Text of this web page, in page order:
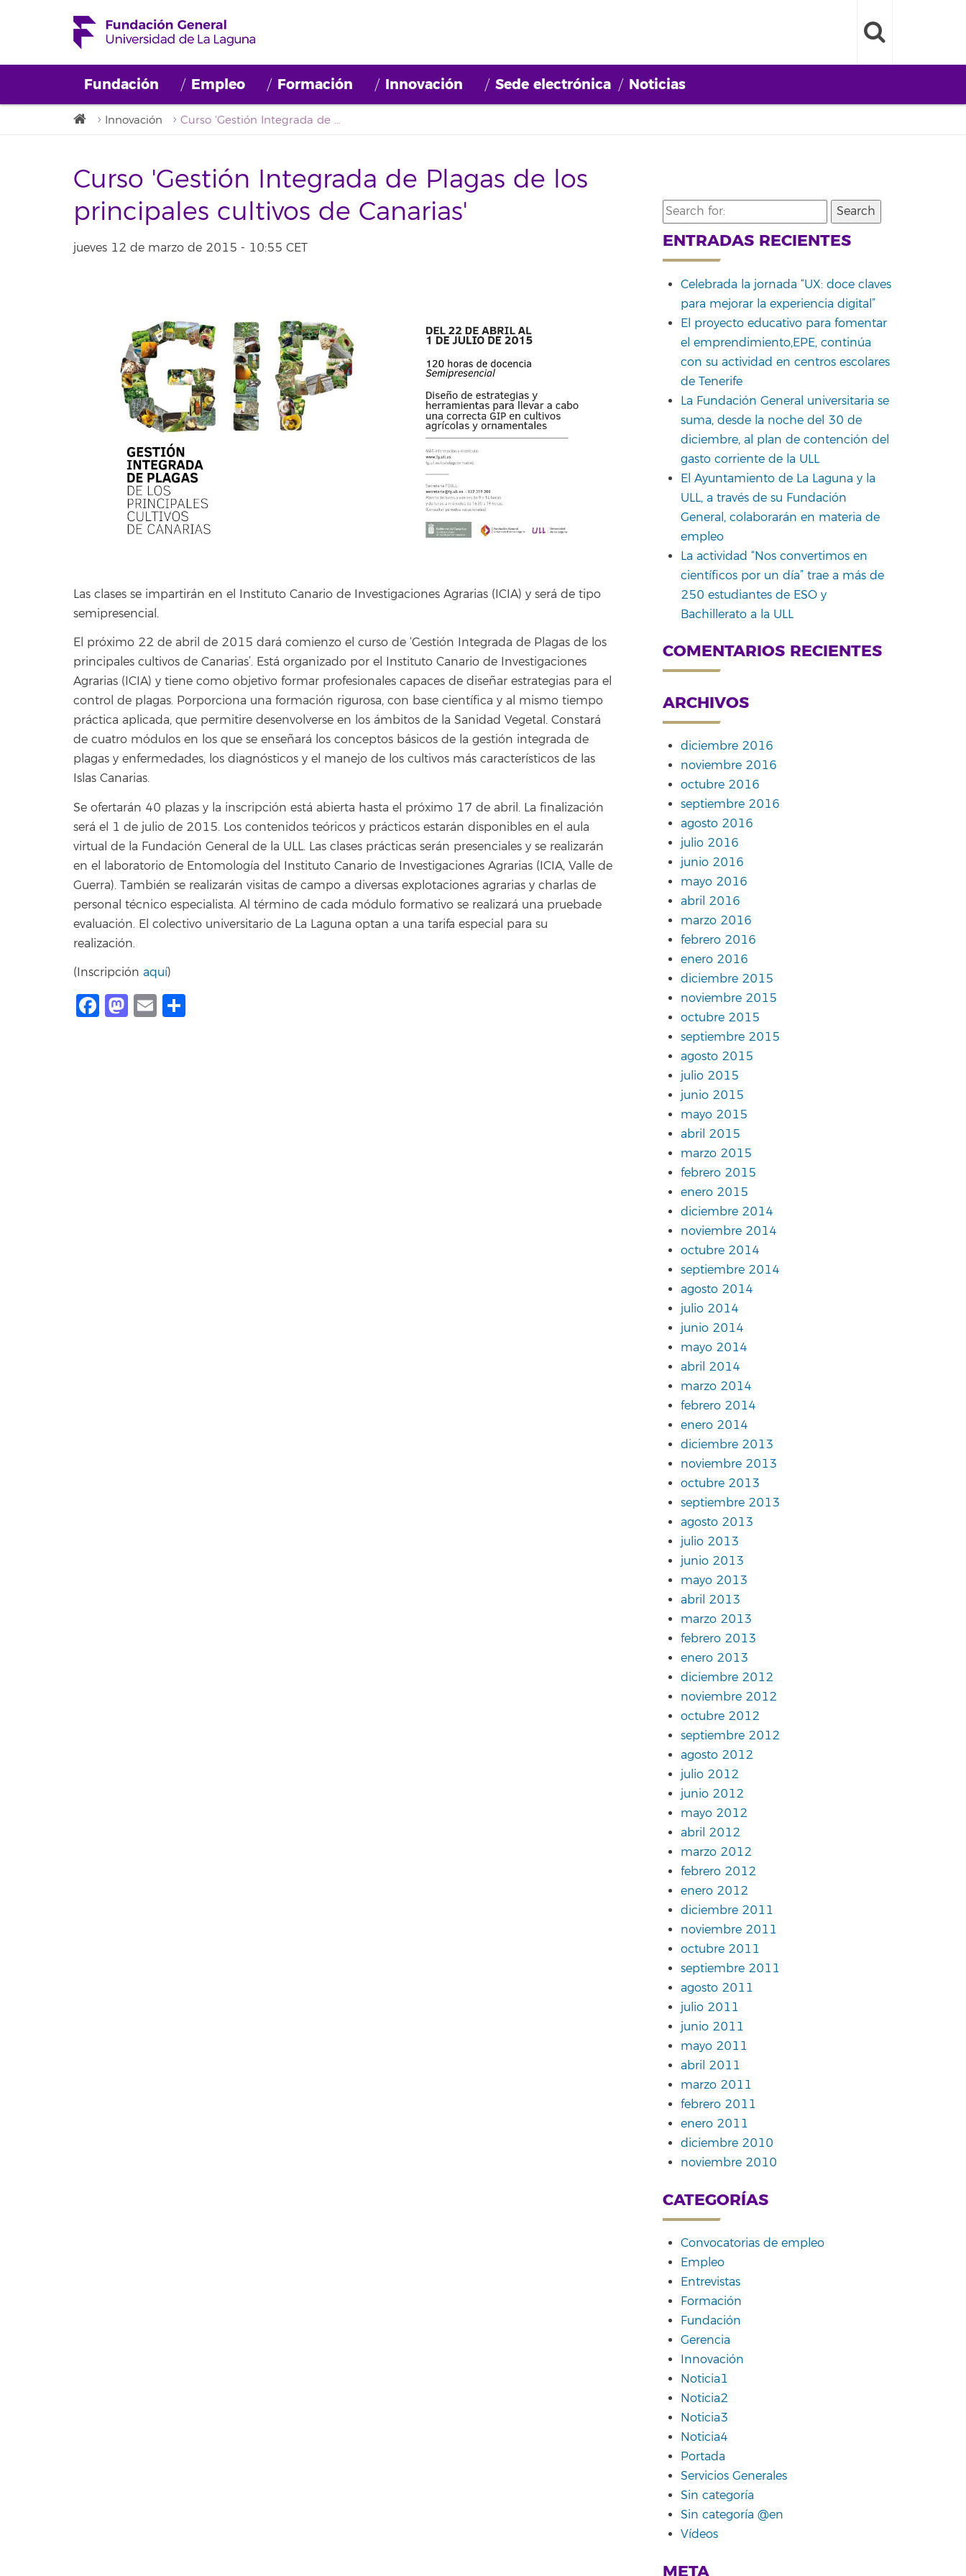
Fundación Empleo Formación Innovación Sede electrónica Noticias
Innovación Curso 'Gestión Integrada de Plagas de los principales cultivos de Canarias'
Curso 'Gestión Integrada de Plagas de los
principales cultivos de Canarias'
jueves 12 de marzo de 2015 - 10:55 CET
Las clases se impartirán en el Instituto Canario de Investigaciones Agrarias (ICIA) y será de tipo
semipresencial.
El próximo 22 de abril de 2015 dará comienzo el curso de ‘Gestión Integrada de Plagas de los
principales cultivos de Canarias’. Está organizado por el Instituto Canario de Investigaciones
Agrarias (ICIA) y tiene como objetivo formar profesionales capaces de diseñar estrategias para el
control de plagas. Porporciona una formación rigurosa, con base científica y al mismo tiempo
práctica aplicada, que permitire desenvolverse en los ámbitos de la Sanidad Vegetal. Constará
de cuatro módulos en los que se enseñará los conceptos básicos de la gestión integrada de
plagas y enfermedades, los diagnósticos y el manejo de los cultivos más característicos de las
Islas Canarias.
Se ofertarán 40 plazas y la inscripción está abierta hasta el próximo 17 de abril. La finalización
será el 1 de julio de 2015. Los contenidos teóricos y prácticos estarán disponibles en el aula
virtual de la Fundación General de la ULL. Las clases prácticas serán presenciales y se realizarán
en el laboratorio de Entomología del Instituto Canario de Investigaciones Agrarias (ICIA, Valle de
Guerra). También se realizarán visitas de campo a diversas explotaciones agrarias y charlas de
personal técnico especialista. Al término de cada módulo formativo se realizará una pruebade
evaluación. El colectivo universitario de La Laguna optan a una tarifa especial para su
realización.
(Inscripción aquí)
Facebook
Mastodon
Email
Search
for:
ENTRADAS RECIENTES
Celebrada la jornada “UX: doce claves
para mejorar la experiencia digital”
El proyecto educativo para fomentar
el emprendimiento,EPE, continúa
con su actividad en centros escolares
de Tenerife
La Fundación General universitaria se
suma, desde la noche del 30 de
diciembre, al plan de contención del
gasto corriente de la ULL
El Ayuntamiento de La Laguna y la
ULL, a través de su Fundación
General, colaborarán en materia de
empleo
La actividad “Nos convertimos en
científicos por un día” trae a más de
250 estudiantes de ESO y
Bachillerato a la ULL
COMENTARIOS RECIENTES
ARCHIVOS
diciembre 2016
noviembre 2016
octubre 2016
septiembre 2016
agosto 2016
julio 2016
junio 2016
mayo 2016
abril 2016
marzo 2016
febrero 2016
enero 2016
diciembre 2015
noviembre 2015
octubre 2015
septiembre 2015
agosto 2015
julio 2015
junio 2015
mayo 2015
abril 2015
marzo 2015
febrero 2015
enero 2015
diciembre 2014
noviembre 2014
octubre 2014
septiembre 2014
agosto 2014
julio 2014
junio 2014
mayo 2014
abril 2014
marzo 2014
febrero 2014
enero 2014
diciembre 2013
noviembre 2013
octubre 2013
septiembre 2013
agosto 2013
julio 2013
junio 2013
mayo 2013
abril 2013
marzo 2013
febrero 2013
enero 2013
diciembre 2012
noviembre 2012
octubre 2012
septiembre 2012
agosto 2012
julio 2012
junio 2012
mayo 2012
abril 2012
marzo 2012
febrero 2012
enero 2012
diciembre 2011
noviembre 2011
octubre 2011
septiembre 2011
agosto 2011
julio 2011
junio 2011
mayo 2011
abril 2011
marzo 2011
febrero 2011
enero 2011
diciembre 2010
noviembre 2010
CATEGORÍAS
Convocatorias de empleo
Empleo
Entrevistas
Formación
Fundación
Gerencia
Innovación
Noticia1
Noticia2
Noticia3
Noticia4
Portada
Servicios Generales
Sin categoría
Sin categoría @en
Vídeos
META